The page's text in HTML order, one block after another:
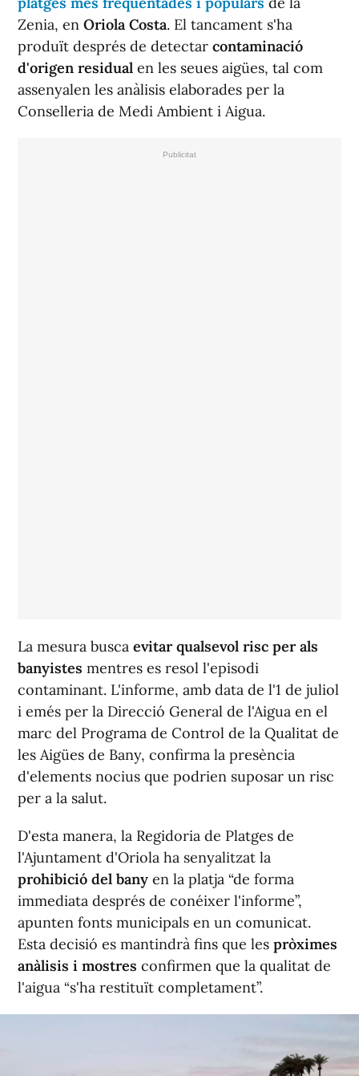
Zenia, en Oriola Costa. El tancament s'ha
produït després de detectar contaminació
d'origen residual en les seues aigües, tal com
assenyalen les anàlisis elaborades per la
Conselleria de Medi Ambient i Aigua.
La mesura busca evitar qualsevol risc per als
banyistes mentres es resol l'episodi
contaminant. L'informe, amb data de l'1 de juliol
i emés per la Direcció General de l'Aigua en el
marc del Programa de Control de la Qualitat de
les Aigües de Bany, confirma la presència
d'elements nocius que podrien suposar un risc
per a la salut.
D'esta manera, la Regidoria de Platges de
l'Ajuntament d'Oriola ha senyalitzat la
prohibició del bany en la platja “de forma
immediata després de conéixer l'informe”,
apunten fonts municipals en un comunicat.
Esta decisió es mantindrà fins que les pròximes
anàlisis i mostres confirmen que la qualitat de
l'aigua “s'ha restituït completament”.